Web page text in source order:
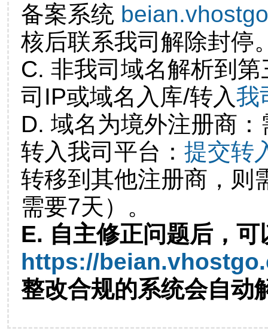
备案系统
核后联系我司解除封停
C. 非我司域名解析到
司IP或域名入库/转入我
D. 域名为境外注册商
转入我司平台： 提交转
转移到其他注册商，则
需要7天）。
E. 自主修正问题后，可
https://
整改合规的系统会自动